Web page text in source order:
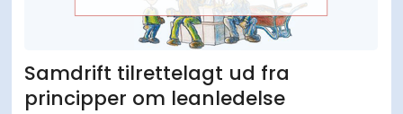
Samdrift tilrettelagt ud fra
principper om leanledelse